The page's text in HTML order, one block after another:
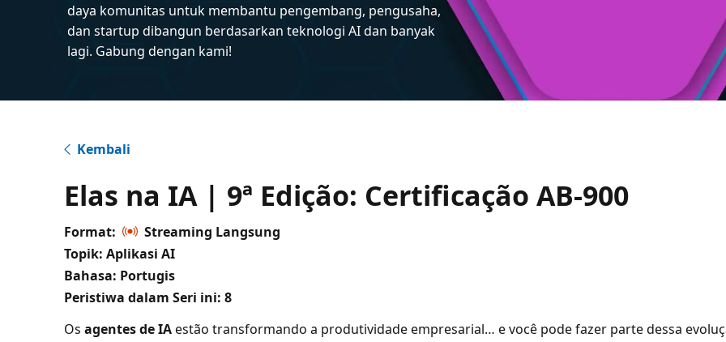
daya komunitas untuk membantu pengembang, pengusaha,
dan startup dibangun berdasarkan teknologi AI dan banyak
lagi. Gabung dengan kami!
Kembali
Elas na IA | 9ª Edição: Certificação AB-900
Format:
Streaming Langsung
Topik: Aplikasi AI
Bahasa: Portugis
Peristiwa dalam Seri ini: 8
Osagentes de IAestão transformando a produtividade empresarial… e você pode fazer parte dessa